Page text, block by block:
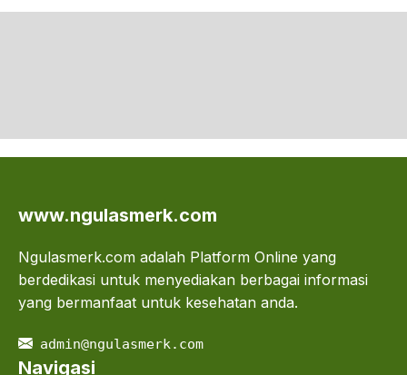
www.ngulasmerk.com
Ngulasmerk.com adalah Platform Online yang
berdedikasi untuk menyediakan berbagai informasi
yang bermanfaat untuk kesehatan anda.
admin@ngulasmerk.com
Navigasi